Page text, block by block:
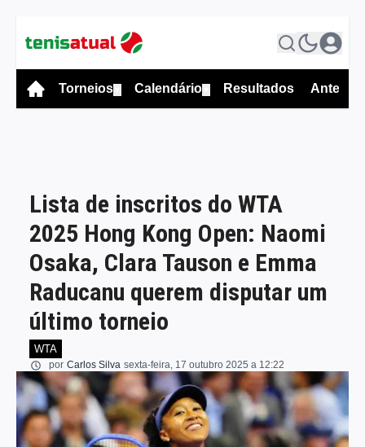
Torneios Calendário Resultados
Lista de inscritos do WTA
2025 Hong Kong Open: Naomi
Osaka, Clara Tauson e Emma
Raducanu querem disputar um
último torneio
WTA
por Carlos Silva sexta-feira, 17 outubro 2025 a 12:22